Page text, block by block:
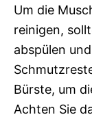
Um die
reinigen,
abspülen
Bürste, um
Achten Sie